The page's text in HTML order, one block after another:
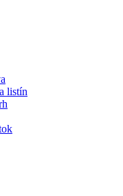
listín